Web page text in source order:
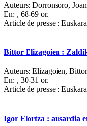
Auteurs: Dorronsoro,
En: , 68-69 or.
Article de presse :
Bittor Elizagoien :
Auteurs: Elizagoien, Bittor
En: , 30-31 or.
Article de presse :
Igor Elortza : ausardia